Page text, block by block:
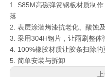
1. S85M高碳弹簧钢板材质制
落
2. 表层涂装烤漆抗老化、酸蚀
3. 采用304H钢片，让雨刷整体
4. 100%橡胶材质让胶条扫除的
5. 简单安装与拆卸